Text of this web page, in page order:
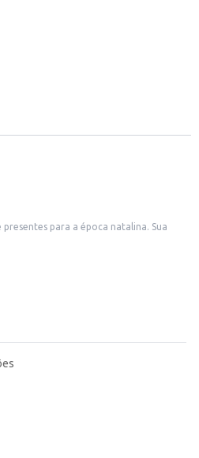
para a época natalina. Sua